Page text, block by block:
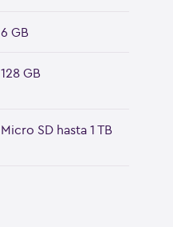
6 GB
128 GB
Micro SD hasta 1 TB